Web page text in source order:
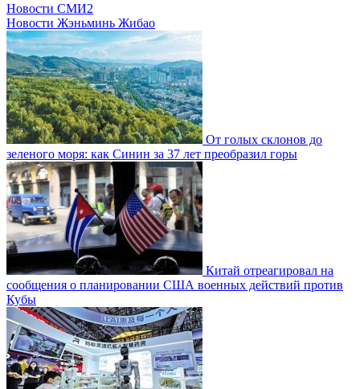
Новости СМИ2
Новости Жэньминь Жибао
От голых склонов до
зеленого моря: как Синин за 37 лет преобразил горы
Китай отреагировал на
сообщения о планировании США военных действий против
Кубы